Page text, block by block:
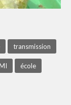
transmission
école